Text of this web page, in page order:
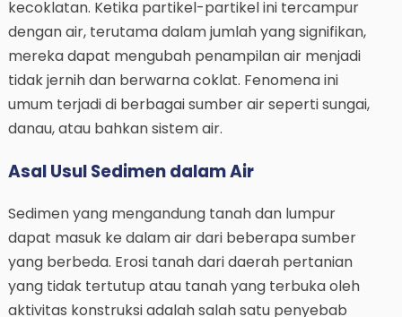
kecoklatan. Ketika partikel-partikel ini tercampur
dengan air, terutama dalam jumlah yang signifikan,
mereka dapat mengubah penampilan air menjadi
tidak jernih dan berwarna coklat. Fenomena ini
umum terjadi di berbagai sumber air seperti sungai,
danau, atau bahkan sistem air.
Asal Usul Sedimen dalam Air
Sedimen yang mengandung tanah dan lumpur
dapat masuk ke dalam air dari beberapa sumber
yang berbeda. Erosi tanah dari daerah pertanian
yang tidak tertutup atau tanah yang terbuka oleh
aktivitas konstruksi adalah salah satu penyebab